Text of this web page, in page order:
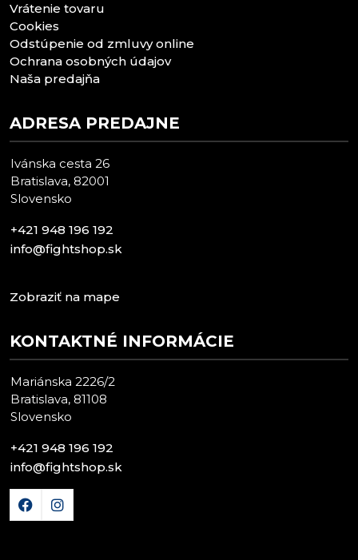
Vrátenie tovaru
Cookies
Odstúpenie od zmluvy online
Ochrana osobných údajov
Naša predajňa
ADRESA PREDAJNE
Ivánska cesta 26
Bratislava, 82001
Slovensko
+421 948 196 192
info@fightshop.sk
Zobraziť na mape
KONTAKTNÉ INFORMÁCIE
Mariánska 2226/2
Bratislava, 81108
Slovensko
+421 948 196 192
info@fightshop.sk